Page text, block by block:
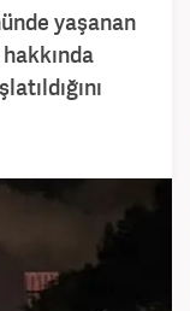
yaşanan